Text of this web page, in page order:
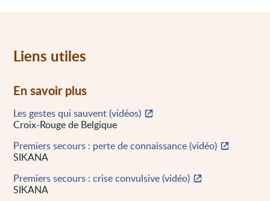
Liens utiles
En savoir plus
Les gestes qui sauvent (vidéos)
Croix-Rouge de Belgique
Premiers secours : perte de connaissance (vidéo)
SIKANA
Premiers secours : crise convulsive (vidéo)
SIKANA